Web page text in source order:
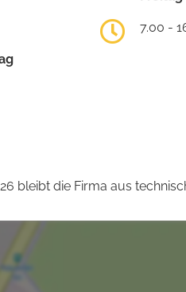
7.00 -
bleibt die Firma aus